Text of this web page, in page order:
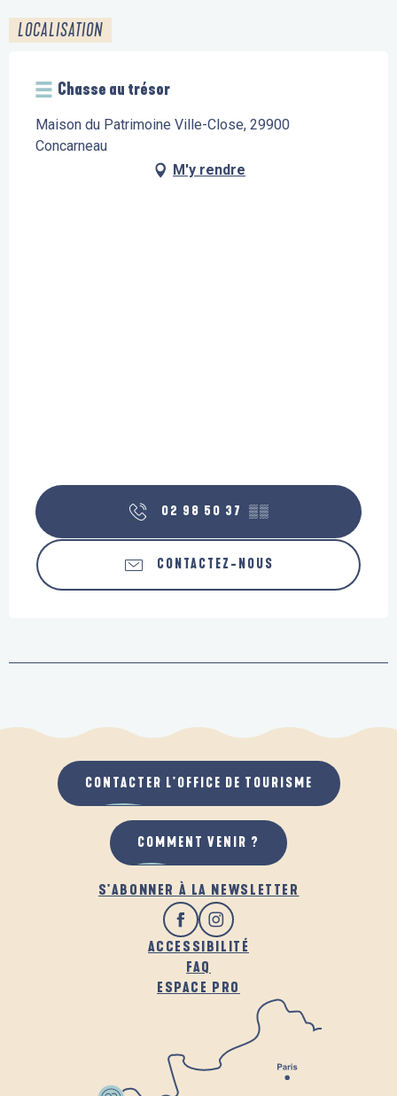
LOCALISATION
Chasse au trésor
Maison du Patrimoine Ville-Close, 29900
Concarneau
M'y rendre
02 98 50 37 ▒▒
CONTACTEZ-NOUS
S'ABONNER À LA NEWSLETTER
ACCESSIBILITÉ
FAQ
ESPACE PRO
CONTACTER L'OFFICE DE TOURISME
COMMENT VENIR ?